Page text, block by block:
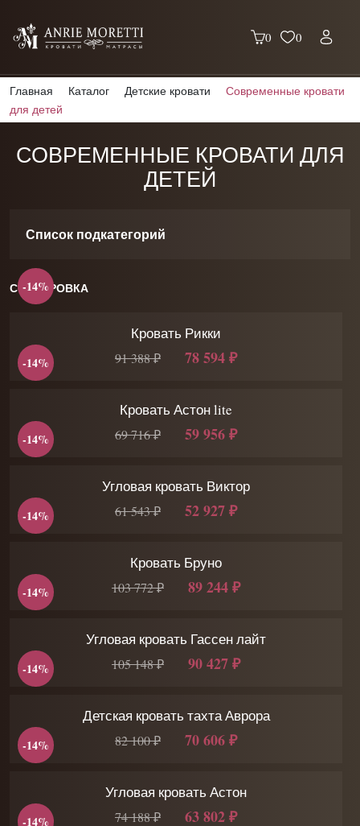
0 0
Главная Каталог Детские кровати
Современные кровати
для детей
СОВРЕМЕННЫЕ КРОВАТИ ДЛЯ
ДЕТЕЙ
Список подкатегорий
СОРТИРОВКА
-14%
Кровать Рикки
91 388 ₽ 78 594 ₽
-14%
Кровать Астон lite
69 716 ₽ 59 956 ₽
-14%
Угловая кровать Виктор
61 543 ₽ 52 927 ₽
-14%
Кровать Бруно
103 772 ₽ 89 244 ₽
-14%
Угловая кровать Гассен лайт
105 148 ₽ 90 427 ₽
-14%
Детская кровать тахта Аврора
82 100 ₽ 70 606 ₽
-14%
Угловая кровать Астон
74 188 ₽ 63 802 ₽
-14%